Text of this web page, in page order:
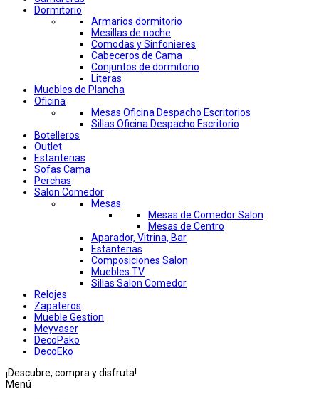
Dormitorio
Armarios dormitorio
Mesillas de noche
Comodas y Sinfonieres
Cabeceros de Cama
Conjuntos de dormitorio
Literas
Muebles de Plancha
Oficina
Mesas Oficina Despacho Escritorios
Sillas Oficina Despacho Escritorio
Botelleros
Outlet
Estanterias
Sofas Cama
Perchas
Salon Comedor
Mesas
Mesas de Comedor Salon
Mesas de Centro
Aparador, Vitrina, Bar
Estanterias
Composiciones Salon
Muebles TV
Sillas Salon Comedor
Relojes
Zapateros
Mueble Gestion
Meyvaser
DecoPako
DecoEko
¡Descubre, compra y disfruta!
Menú